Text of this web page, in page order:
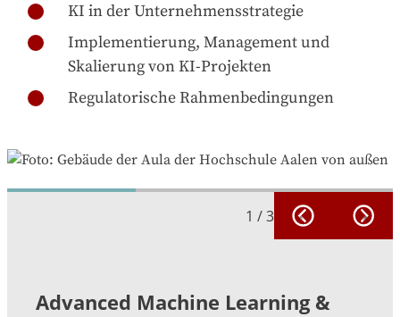
KI in der Unternehmensstrategie
Implementierung, Management und
Skalierung von KI-Projekten
Regulatorische Rahmenbedingungen
Advanced Machine Learning &
1 /3